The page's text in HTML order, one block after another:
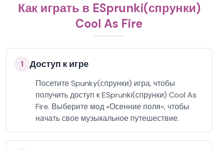
Как играть в ESprunki(спрунки)
Cool As Fire
1 Доступ к игре
Посетите Spunky(спрунки) игра, чтобы
получить доступ к ESprunki(спрунки) Cool As
Fire. Выберите мод «Осенние поля», чтобы
начать свое музыкальное путешествие.